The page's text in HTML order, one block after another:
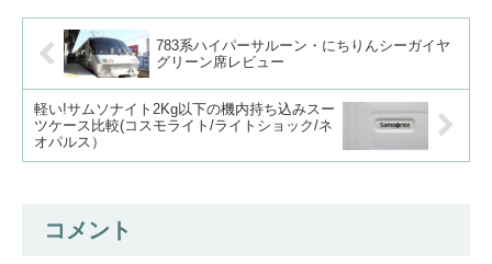
783系ハイパーサルーン・にちりんシーガイヤ
グリーン席レビュー
軽い!サムソナイト2Kg以下の機内持ち込みスー
ツケース比較(コスモライト/ライトショック/ネ
オパルス）
コメント